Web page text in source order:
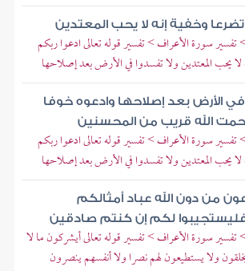
وخفية إنه لا يحب المعتدين
تفسير سورة الأعراف > تفسير قوله تعالى ادعوا ربكم
يحب المعتدين ولا تفسدوا في الأرض بعد إصلاحها
في الأرض بعد إصلاحها وادعوه خوفا
الله قريب من المحسنين
تفسير سورة الأعراف > تفسير قوله تعالى ادعوا ربكم
يحب المعتدين ولا تفسدوا في الأرض بعد إصلاحها
من دون الله عباد أمثالكم
لكم إن كنتم صادقين
تفسير سورة الأعراف > تفسير قوله تعالى أيشركون ما لا
ولا يستطيعون لهم نصرا ولا أنفسهم ينصرون